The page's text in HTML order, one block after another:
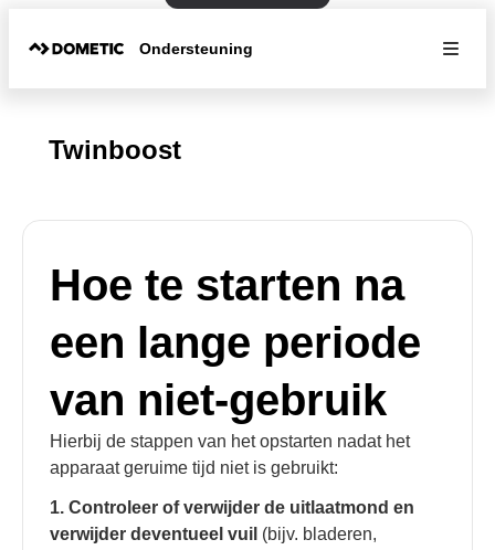
Ondersteuning
Twinboost
Hoe te starten na
een lange periode
van niet-gebruik
Hierbij de stappen van het opstarten nadat het
apparaat geruime tijd niet is gebruikt:
1. Controleer of verwijder de uitlaatmond en
verwijder deventueel vuil (bijv. bladeren,